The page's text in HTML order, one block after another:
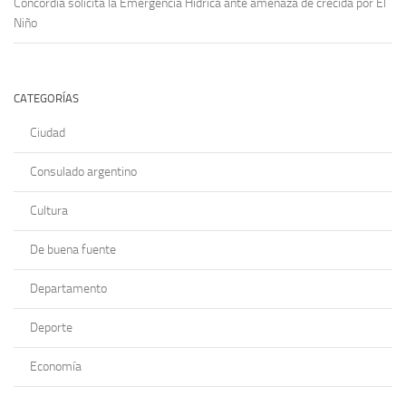
Concordia solicita la Emergencia Hídrica ante amenaza de crecida por El
Niño
CATEGORÍAS
Ciudad
Consulado argentino
Cultura
De buena fuente
Departamento
Deporte
Economía